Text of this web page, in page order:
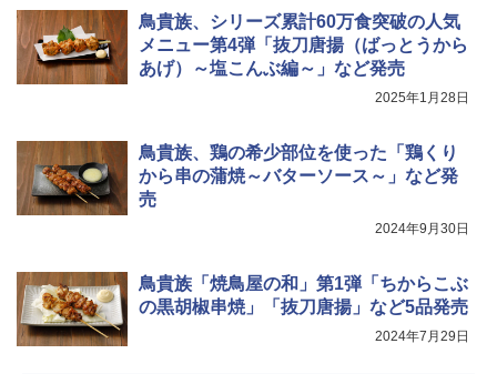
鳥貴族、シリーズ累計60万食突破の人気
メニュー第4弾「抜刀唐揚（ばっとうから
あげ）～塩こんぶ編～」など発売
2025年1月28日
鳥貴族、鶏の希少部位を使った「鶏くり
から串の蒲焼～バターソース～」など発
売
2024年9月30日
鳥貴族「焼鳥屋の和」第1弾「ちからこぶ
の黒胡椒串焼」「抜刀唐揚」など5品発売
2024年7月29日